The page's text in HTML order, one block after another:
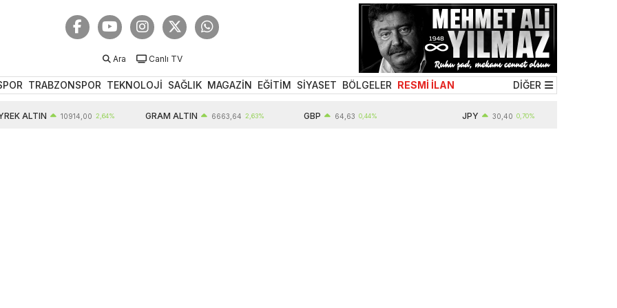
Ara Canlı TV
TRABZONSPOR TEKNOLOJİ SAĞLIK MAGAZİN EĞİTİM SİYASET BÖLGELER RESMİ İLAN DİĞER
ALTIN 10914,00 2,64% GRAM ALTIN 6663,64 2,63% GBP 64,63 0,44% JPY 30,40 0,70%